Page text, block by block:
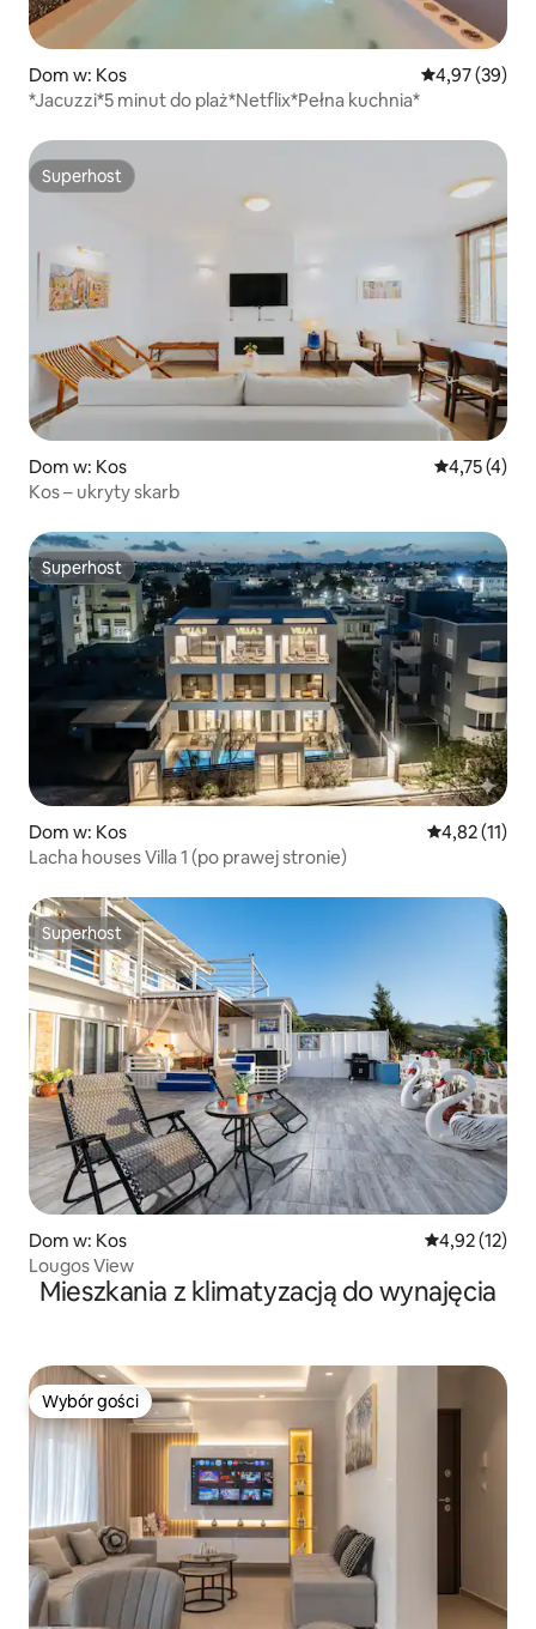
Dom w: Kos Średnia
4,97 (39)
*Jacuzzi*5 minut do plaż*Netflix*Pełna kuchnia*
Superhost
Superhost
Dom w: Kos Średnia
4,75 (4)
Kos – ukryty skarb
Superhost
Superhost
Dom w: Kos Średnia
4,82 (11)
Lacha houses Villa 1 (po prawej stronie)
Superhost
Superhost
Dom w: Kos Średnia
4,92 (12)
Lougos View
Mieszkania z klimatyzacją do wynajęcia
Wybór gości
Wybór gości